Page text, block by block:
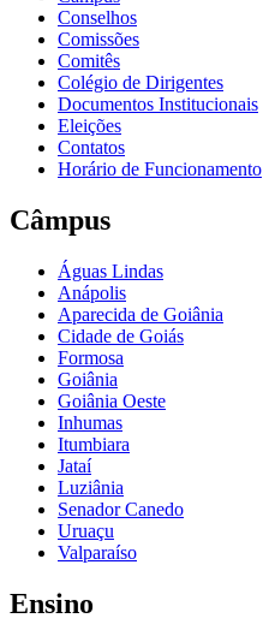
Conselhos
Comissões
Comitês
Colégio de Dirigentes
Documentos Institucionais
Eleições
Contatos
Horário de Funcionamento
Câmpus
Águas Lindas
Anápolis
Aparecida de Goiânia
Cidade de Goiás
Formosa
Goiânia
Goiânia Oeste
Inhumas
Itumbiara
Jataí
Luziânia
Senador Canedo
Uruaçu
Valparaíso
Ensino